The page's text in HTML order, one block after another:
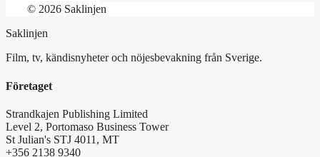
© 2026 Saklinjen
Saklinjen
Film, tv, kändisnyheter och nöjesbevakning från Sverige.
Företaget
Strandkajen Publishing Limited
Level 2, Portomaso Business Tower
St Julian's STJ 4011, MT
+356 2138 9340